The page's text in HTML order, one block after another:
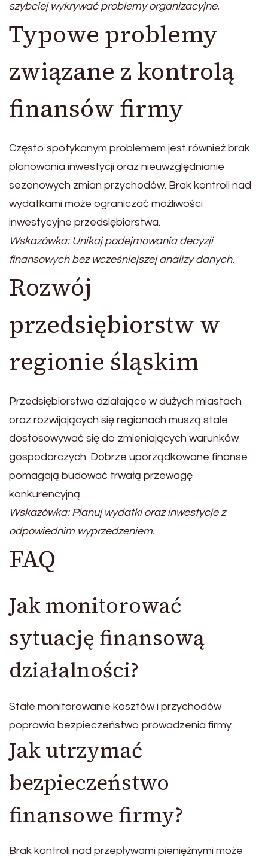
szybciej wykrywać problemy organizacyjne.
Typowe problemy
związane z kontrolą
finansów firmy
Często spotykanym problemem jest również brak
planowania inwestycji oraz nieuwzględnianie
sezonowych zmian przychodów. Brak kontroli nad
wydatkami może ograniczać możliwości
inwestycyjne przedsiębiorstwa.
Wskazówka: Unikaj podejmowania decyzji
finansowych bez wcześniejszej analizy danych.
Rozwój
przedsiębiorstw w
regionie śląskim
Przedsiębiorstwa działające w dużych miastach
oraz rozwijających się regionach muszą stale
dostosowywać się do zmieniających warunków
gospodarczych. Dobrze uporządkowane finanse
pomagają budować trwałą przewagę
konkurencyjną.
Wskazówka: Planuj wydatki oraz inwestycje z
odpowiednim wyprzedzeniem.
FAQ
Jak monitorować
sytuację finansową
działalności?
Stałe monitorowanie kosztów i przychodów
poprawia bezpieczeństwo prowadzenia firmy.
Jak utrzymać
bezpieczeństwo
finansowe firmy?
Brak kontroli nad przepływami pieniężnymi może